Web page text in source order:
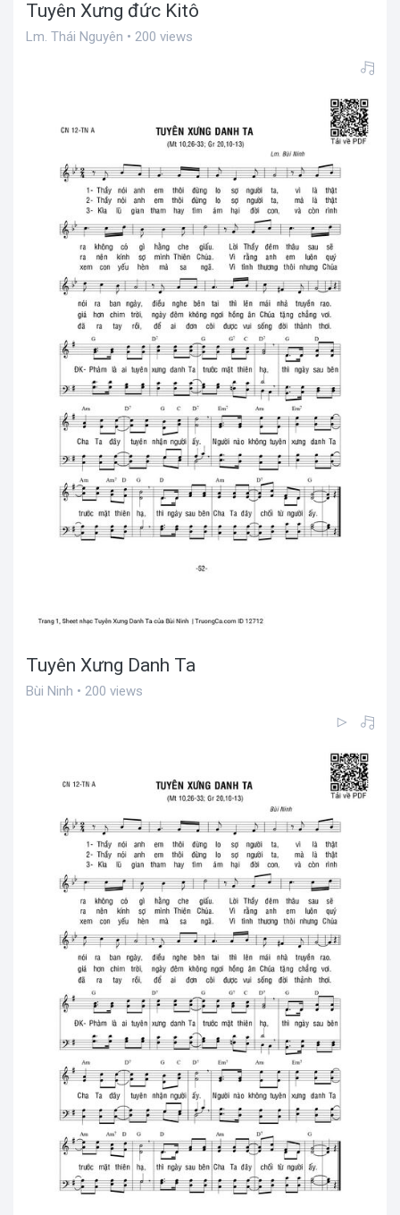
Tuyên Xưng đức Kitô
Lm. Thái Nguyên • 200 views
Tuyên Xưng Danh Ta
Bùi Ninh • 200 views